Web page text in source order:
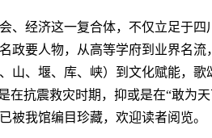
、经济这一复合体，不仅立足于
要人物，从高等学府到业界名流
山、堰、库、峡）到文化赋能，
抗震救灾时期，抑或是在“敢为
被我馆编目珍藏，欢迎读者阅览。